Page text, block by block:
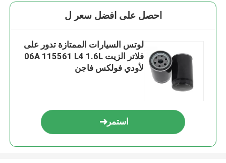
احصل على افضل سعر ل
لوتس السيارات الممتازة تدور على
فلاتر الزيت 06A 115561 L4 1.6L
لأودي فولكس فاجن
استمر